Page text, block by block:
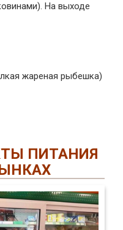
На выходе
жареная рыбешка)
ПИТАНИЯ